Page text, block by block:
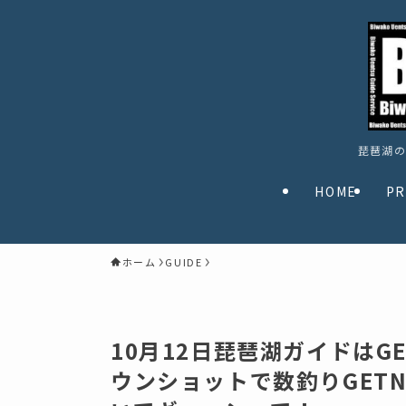
琵琶湖
HOME
ホーム GUIDE
10月12日琵琶湖ガイドは
ウンショットで数釣り